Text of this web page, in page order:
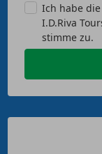
Ich habe die
I.D.Riva
stimme zu.